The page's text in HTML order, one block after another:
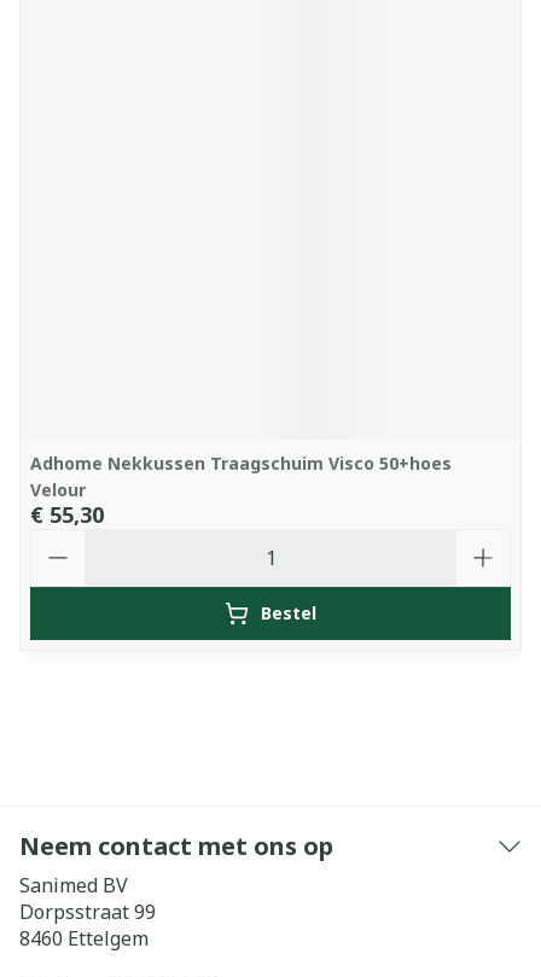
Adhome Nekkussen Traagschuim Visco 50+hoes
Velour
€ 55,30
Bestel
Neem contact met ons op
Sanimed BV
Dorpsstraat 99
8460 Ettelgem